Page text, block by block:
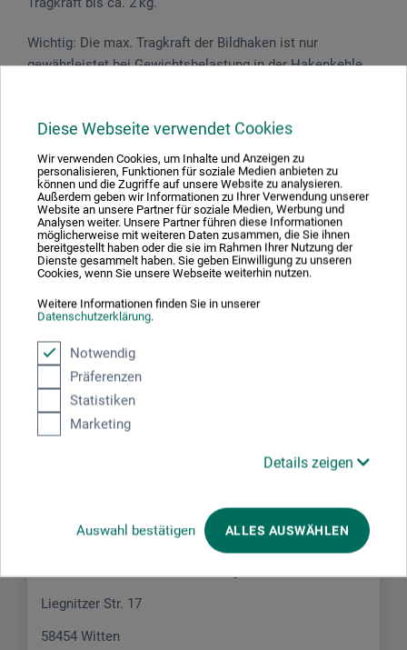
Diese Webseite verwendet Cookies
Wir verwenden Cookies, um Inhalte und Anzeigen zu
personalisieren, Funktionen für soziale Medien anbieten zu
können und die Zugriffe auf unsere Website zu analysieren.
Außerdem geben wir Informationen zu Ihrer Verwendung unserer
Website an unsere Partner für soziale Medien, Werbung und
Analysen weiter. Unsere Partner führen diese Informationen
möglicherweise mit weiteren Daten zusammen, die Sie ihnen
bereitgestellt haben oder die sie im Rahmen Ihrer Nutzung der
Dienste gesammelt haben. Sie geben Einwilligung zu unseren
Cookies, wenn Sie unsere Webseite weiterhin nutzen.
Weitere Informationen finden Sie in unserer
Datenschutzerklärung.
Notwendig
Präferenzen
Statistiken
Marketing
Details zeigen
Auswahl bestätigen ALLES AUSWÄHLEN
Wichtig: Die max. Tragkraft der Bild­haken ist nur
gewährleistet bei Gewichtsbelastung in der Hakenkehle.
Produktbewertungen (0)
Schreiben Sie die erste Bewertung zu diesem Produkt
JETZT PRODUKT BEWERTEN
Hersteller-Kontakt
diesem Produkt.
Liegnitzer Str. 17
58454 Witten